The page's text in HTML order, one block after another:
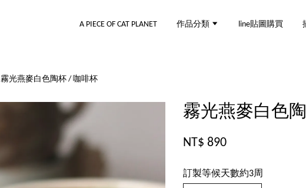
A PIECE OF CAT PLANET 作品分類 line貼圖購買
霧光燕麥白色陶杯 / 咖啡杯
霧光燕麥白色
NT$ 890
訂製等候天數約3周